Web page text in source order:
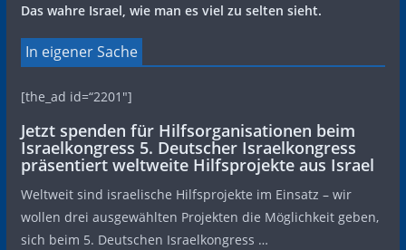
Das wahre Israel, wie man es viel zu selten sieht.
In eigener Sache
[the_ad id=“2201″]
Jetzt spenden für Hilfsorganisationen beim
Israelkongress 5. Deutscher Israelkongress
präsentiert weltweite Hilfsprojekte aus Israel
Weltweit sind israelische Hilfsprojekte im Einsatz – wir
wollen drei ausgewählten Projekten die Möglichkeit geben,
sich beim 5. Deutschen Israelkongress …